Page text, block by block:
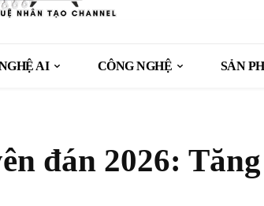
AI CÔNG NGHỆ SẢN
đán 2026: Tăng